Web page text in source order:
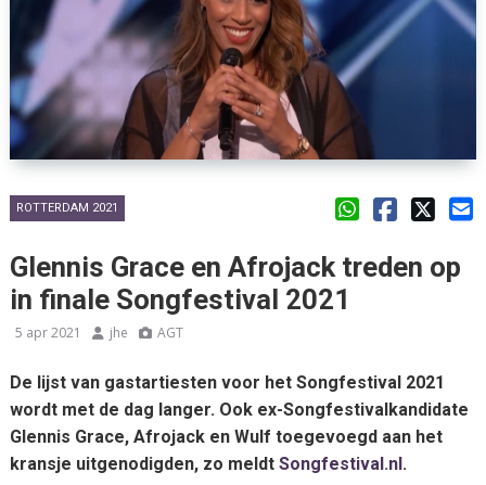
ROTTERDAM 2021
Glennis Grace en Afrojack treden op
in finale Songfestival 2021
5 apr 2021 jhe AGT
De lijst van gastartiesten voor het Songfestival 2021
wordt met de dag langer. Ook ex-Songfestivalkandidate
Glennis Grace, Afrojack en Wulf toegevoegd aan het
kransje uitgenodigden, zo meldt Songfestival.nl .